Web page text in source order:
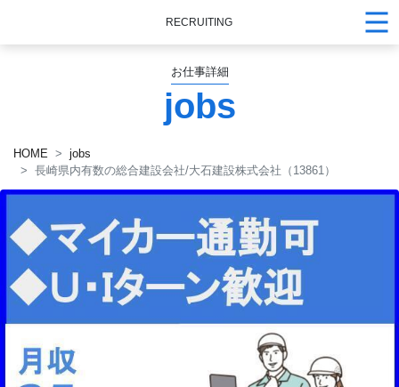
RECRUITING
お仕事詳細
jobs
HOME
jobs
長崎県内有数の総合建設会社/大石建設株式会社（13861）